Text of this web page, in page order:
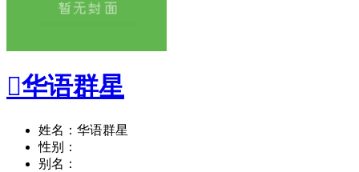
华语群星
姓名：华语群星
性别：
别名：